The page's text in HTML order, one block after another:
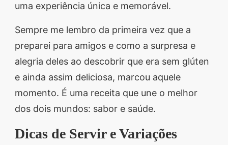
uma experiência única e memorável.
Sempre me lembro da primeira vez que a
preparei para amigos e como a surpresa e
alegria deles ao descobrir que era sem glúten
e ainda assim deliciosa, marcou aquele
momento. É uma receita que une o melhor
dos dois mundos: sabor e saúde.
Dicas de Servir e Variações